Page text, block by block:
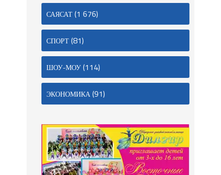
САЯСАТ(1 676)
СПОРТ(81)
ШОУ-МОУ(114)
ЭКОНОМИКА(91)